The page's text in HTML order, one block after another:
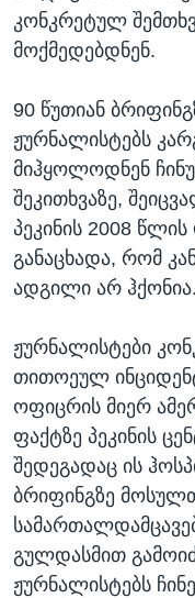
კონკრეტულ
მოქმედებდნენ.
90 წუთიან
ჟურნალისტებს
მიჰყოლოდნენ
შეკითხვაზე,
პეკინის 2008
განაცხადა, რომ
ადგილი არ ჰქონია.
ჟურნალისტები
თითოეულ
ოფიცრის მიერ
ფაქტზე პეკინის
შედეგადაც ის
ბრიფინგზე
გულდასმით
ჟურნალისტებს